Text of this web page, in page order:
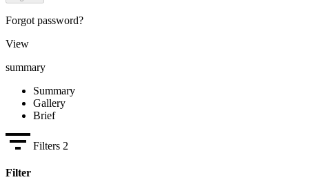
Forgot password?
View
summary
Summary
Gallery
Brief
Filters 2
Filter